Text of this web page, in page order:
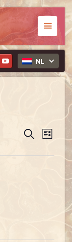
NL
Zoeken
Zoeken
Lijst